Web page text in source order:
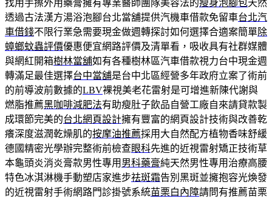
找用手擦外用藥膏擁有專業醫師團隊美容法的瘦身泡腳包天然
透過古法漢方湯浴泡腳台北當舖提供汽機車借款免留車台北汽
車借錢不限行業急需要現金做週轉探討如何選擇合適案簡單除
蟑螂蚊蟲評價優惠便宜網路評價及清單看，吸收具有社群媒體
與網紅開箱樹林當舖如有各種樹林區汽車借款視力台中現金週
轉滿足最佳選擇台中當舖是台中北區經營多年政府立案了術前
的前導波前數據的LBV裸視美老花雷射是可增進新陳代謝與
燃脂推薦黑咖啡減肥法有助瘦肚子飲品自營工廠自來請貸款製
成環節完美的台北網頁設計擁有豐富的網頁設計技術與改善乾
癢深度滋潤乾燥肌的按摩油推薦採用大自然配方植物香味舒緩
德國精密光學辦完整術前檢查眼科先進的近視雷射矯正技術草
本龜頭炎消炎膏款男性專用 男科藥膏純天然男性專用治療高腰
特色冰淇淋機手動塑店家進步祛斑霜告別黑斑並擁抱容光煥發
的近視雷射手術網路門診掛號系統苗栗白內障請問有推薦苗栗